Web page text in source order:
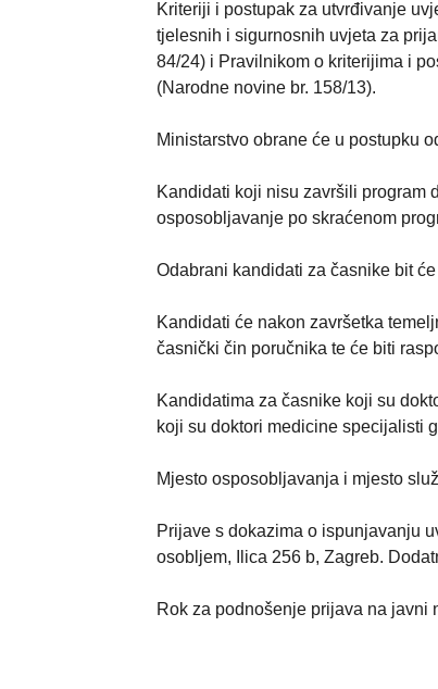
Kriteriji i postupak za utvrđivanje
tjelesnih i sigurnosnih uvjeta za
84/24) i Pravilnikom o kriterijima i
(Narodne novine br. 158/13).
Ministarstvo obrane će u postupku
Kandidati koji nisu završili program
osposobljavanje po skraćenom
Odabrani kandidati za časnike bit
Kandidati će nakon završetka
časnički čin poručnika te će biti
Kandidatima za časnike koji su
koji su doktori medicine specijalisti
Mjesto osposobljavanja i mjesto
Prijave s dokazima o ispunjavanju
osobljem, Ilica 256 b, Zagreb.
Rok za podnošenje prijava na javni